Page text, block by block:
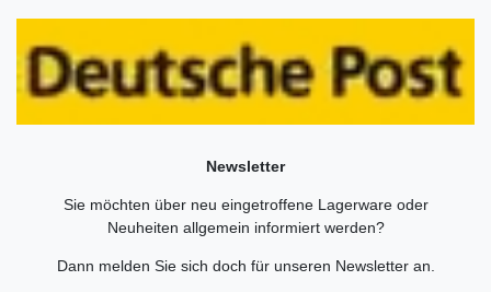
Newsletter
Sie möchten über neu eingetroffene Lagerware oder
Neuheiten allgemein informiert werden?
Dann melden Sie sich doch für unseren Newsletter an.